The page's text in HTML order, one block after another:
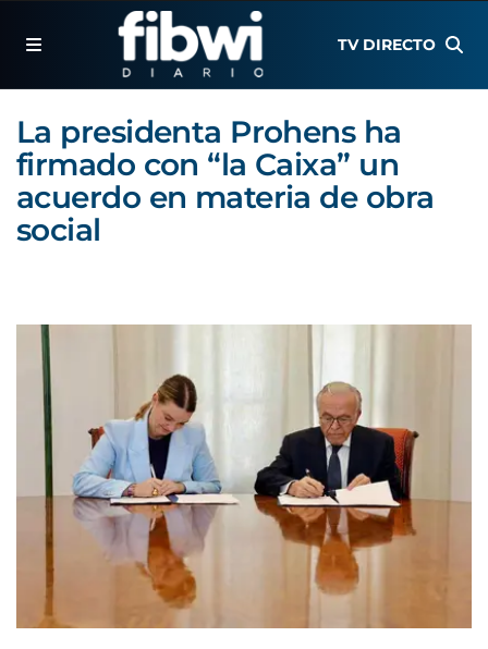
TV DIRECTO
La presidenta Prohens ha
firmado con “la Caixa” un
acuerdo en materia de obra
social